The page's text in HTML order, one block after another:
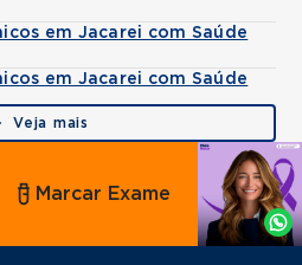
em Jacarei com Saúde
em Jacarei com Saúde
Veja mais
Agende
por
Whatsapp
Marcar Exame